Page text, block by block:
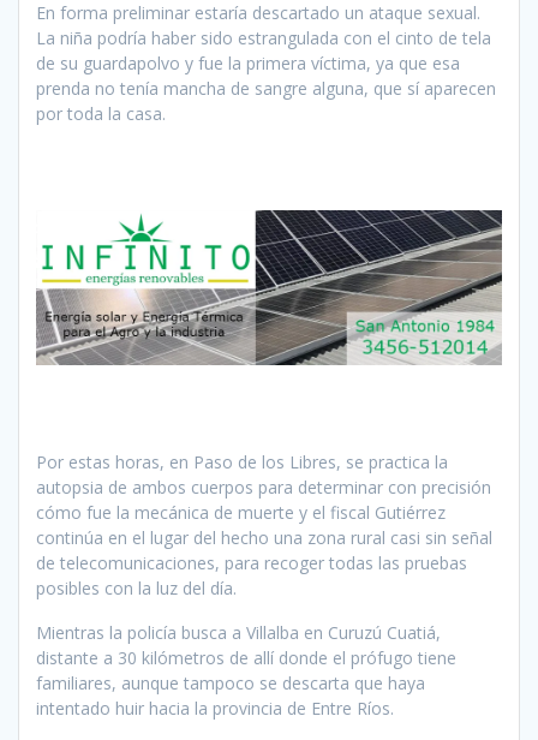
En forma preliminar estaría descartado un ataque sexual.
La niña podría haber sido estrangulada con el cinto de tela
de su guardapolvo y fue la primera víctima, ya que esa
prenda no tenía mancha de sangre alguna, que sí aparecen
por toda la casa.
Por estas horas, en Paso de los Libres, se practica la
autopsia de ambos cuerpos para determinar con precisión
cómo fue la mecánica de muerte y el fiscal Gutiérrez
continúa en el lugar del hecho una zona rural casi sin señal
de telecomunicaciones, para recoger todas las pruebas
posibles con la luz del día.
Mientras la policía busca a Villalba en Curuzú Cuatiá,
distante a 30 kilómetros de allí donde el prófugo tiene
familiares, aunque tampoco se descarta que haya
intentado huir hacia la provincia de Entre Ríos.